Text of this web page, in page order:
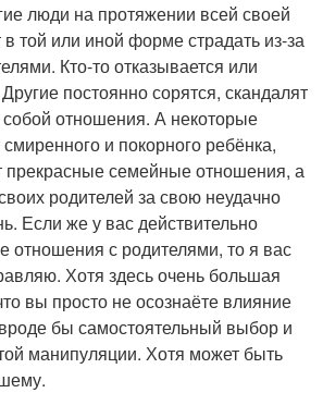
люди на протяжении всей своей
той или иной форме страдать из-за
Кто-то отказывается или
постоянно сорятся, скандалят
отношения. А некоторые
и покорного ребёнка,
прекрасные семейные отношения, а
родителей за свою неудачно
Если же у вас действительно
отношения с родителями, то я вас
Хотя здесь очень большая
вы просто не осознаёте влияние
бы самостоятельный выбор и
манипуляции. Хотя может быть